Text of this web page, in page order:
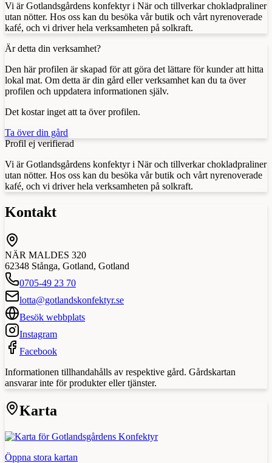
Vi är Gotlandsgårdens konfektyr i När och tillverkar chokladpraliner
utan nötter. Hos oss kan du besöka vår butik och vårt nyrenoverade
kafé, och vi driver hela verksamheten på solkraft.
Är detta din verksamhet?
Den här profilen är skapad för att göra det lättare för kunder att hitta
lokal mat. Om detta är din gård eller verksamhet kan du ta över
profilen och uppdatera informationen själv.
Det kostar inget att ta över profilen.
Ta över din gård
Profil ej verifierad
Vi är Gotlandsgårdens konfektyr i När och tillverkar chokladpraliner
utan nötter. Hos oss kan du besöka vår butik och vårt nyrenoverade
kafé, och vi driver hela verksamheten på solkraft.
Kontakt
NÄR MALDES 320
62348 Stånga, Gotland, Gotland
0705-49 23 70
lotta@gotlandskonfektyr.se
Besök webbplats
Instagram
Facebook
Informationen tillhandahålls av respektive gård. Gårdskartan
ansvarar inte för produkter eller tjänster.
Karta
Öppna stora kartan